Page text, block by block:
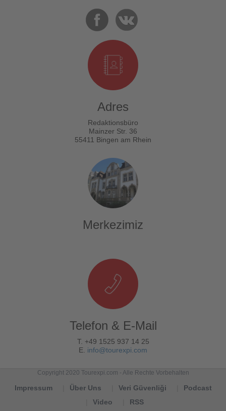
Adres
Redaktionsbüro
Mainzer Str. 36
55411 Bingen am Rhein
Merkezimiz
Telefon & E-Mail
T. +49 1525 937 14 25
E. info@tourexpi.com
Copyright 2020 Tourexpi.com - Alle Rechte Vorbehalten
Impressum Über Uns Veri Güvenliği
Podcast
Video
RSS